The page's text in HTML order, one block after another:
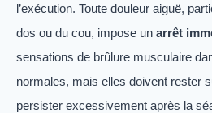
l’exécution. Toute douleur aiguë,
dos ou du cou, impose un arrêt
sensations de brûlure musculaire
normales, mais elles doivent rester
persister excessivement après la